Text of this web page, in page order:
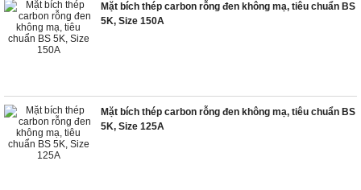
Mặt bích thép carbon rỗng đen không mạ, tiêu chuẩn BS
5K, Size 150A
Mặt bích thép carbon rỗng đen không mạ, tiêu chuẩn BS
5K, Size 125A